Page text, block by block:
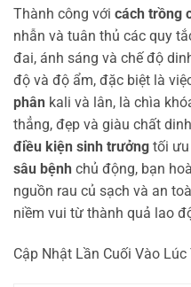
Thành công với cách trồng
nhẫn và tuân thủ các quy
đai, ánh sáng và chế độ
độ và độ ẩm, đặc biệt là
phân kali và lân, là chìa
thẳng, đẹp và giàu chất
điều kiện sinh trưởng tối
sâu bệnh chủ động, bạn
nguồn rau củ sạch và an
niềm vui từ thành quả lao
Cập Nhật Lần Cuối Vào